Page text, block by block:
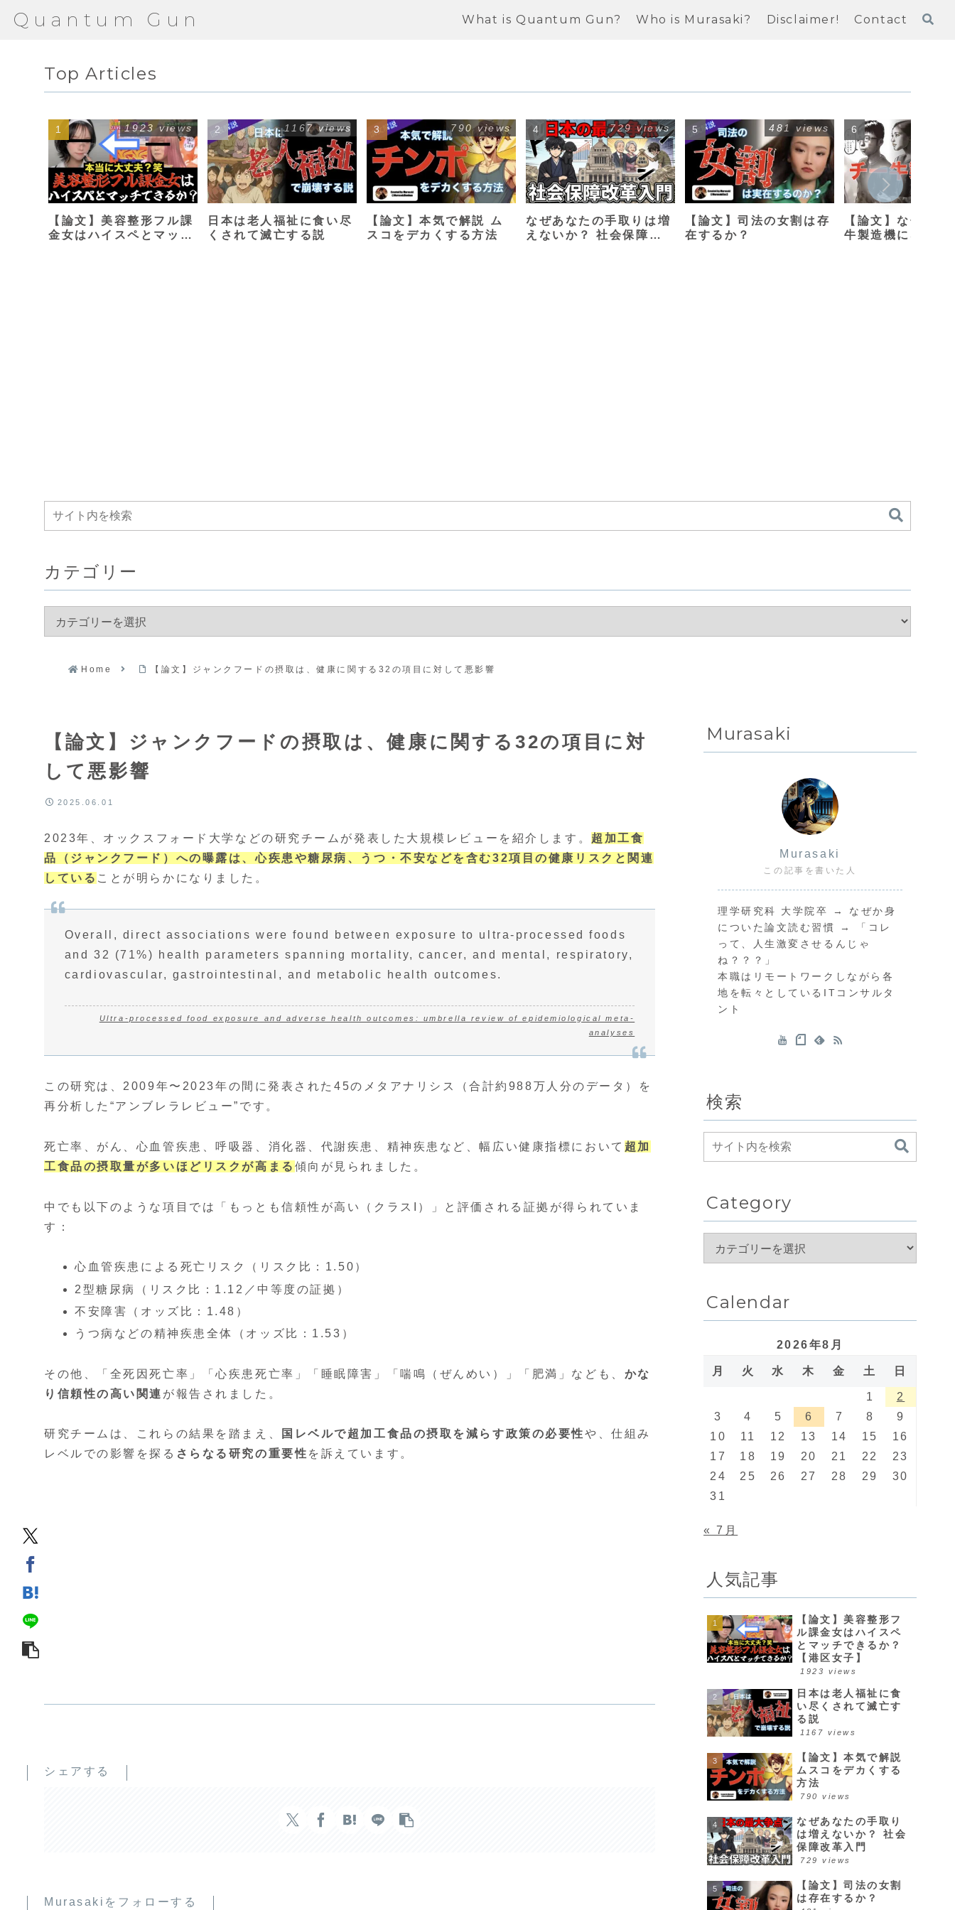
Quantum Gun What is Quantum Gun? Who is Murasaki? Disclaimer! Contact
Top Articles
【論文】美容整形フル課
金女はハイスペとマッチ
1923 views
日本は老人福祉に食い尽
くされて滅亡する説
1167 views
【論文】本気で解説 ム
スコをデカくする方法
790 views
なぜあなたの手取りは増
えないか？ 社会保障改
729 views
【論文】司法の女割は存
在するか？
481 views
【論文】なぜ母親
牛製造機になって
カテゴリー
Home 【論文】ジャンクフードの摂取は、健康に関する32の項目に対して悪影響
【論文】ジャンクフードの摂取は、健康に関する32の項目に対
して悪影響
2025.06.01
2023年、オックスフォード大学などの研究チームが発表した大規模レビューを紹介します。 超加工食
品（ジャンクフード）への曝露は、心疾患や糖尿病、うつ・不安などを含む32項目の健康リスクと関連
している ことが明らかになりました。
Overall, direct associations were found between exposure to ultra-processed foods
and 32 (71%) health parameters spanning mortality, cancer, and mental, respiratory,
cardiovascular, gastrointestinal, and metabolic health outcomes.
Ultra-processed food exposure and adverse health outcomes: umbrella review of epidemiological meta-
analyses
この研究は、2009年〜2023年の間に発表された45のメタアナリシス（合計約988万人分のデータ）を
再分析した“アンブレラレビュー”です。
死亡率、がん、心血管疾患、呼吸器、消化器、代謝疾患、精神疾患など、幅広い健康指標において 超加
工食品の摂取量が多いほどリスクが高まる 傾向が見られました。
中でも以下のような項目では「もっとも信頼性が高い（クラスI）」と評価される証拠が得られていま
す：
心血管疾患による死亡リスク（リスク比：1.50）
2型糖尿病（リスク比：1.12／中等度の証拠）
不安障害（オッズ比：1.48）
うつ病などの精神疾患全体（オッズ比：1.53）
その他、「全死因死亡率」「心疾患死亡率」「睡眠障害」「喘鳴（ぜんめい）」「肥満」なども、 かな
り信頼性の高い関連 が報告されました。
研究チームは、これらの結果を踏まえ、 国レベルで超加工食品の摂取を減らす政策の必要性や、仕組み
レベルでの影響を探る さらなる研究の重要性 を訴えています。
シェアする
Murasakiをフォローする
Murasaki
Murasaki
この記事を書いた人
理学研究科 大学院卒 → なぜか身
についた論文読む習慣 → 「コレ
って、人生激変させるんじゃ
ね？？？」
本職はリモートワークしながら各
地を転々としているITコンサルタ
ント
検索
Category
Calendar
2026年8月
月 火 水 木 金 土 日
1
2
3
4 5 6 7 8
9
10
11 12 13 14 15
16
17
18 19 20 21 22
23
24
25 26 27 28 29
30
31
« 7月
人気記事
【論文】美容整形フ
ル課金女はハイスペ
とマッチできるか？
【港区女子】
1923 views
日本は老人福祉に食
い尽くされて滅亡す
る説
1167 views
【論文】本気で解説
ムスコをデカくする
方法
790 views
なぜあなたの手取り
は増えないか？ 社会
保障改革入門
729 views
【論文】司法の女割
は存在するか？